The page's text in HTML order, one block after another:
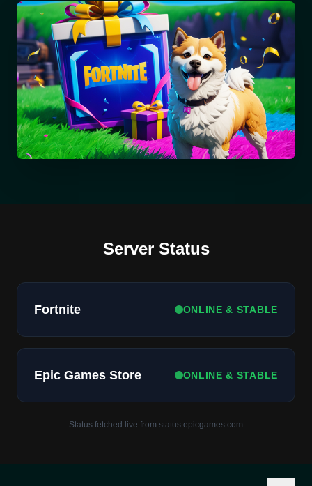
Server Status
Fortnite ONLINE & STABLE
Epic Games Store ONLINE & STABLE
Status fetched live from status.epicgames.com